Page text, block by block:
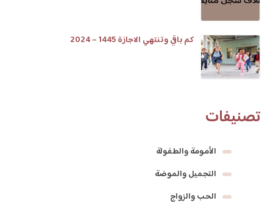
كم باقي وتنتهي الاجازة 1445 – 2024
تصنيفات
الأمومة والطفولة
التجميل والموضة
الحب والزواج